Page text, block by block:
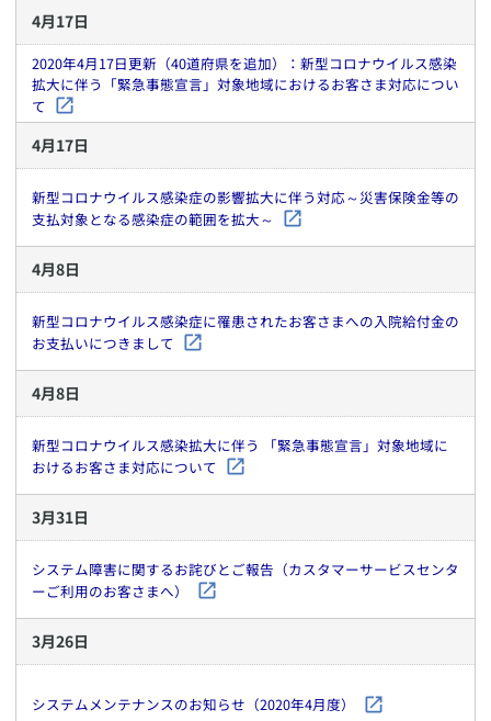
4月17日
2020年4月17日更新（40道府県を追加）：新型コロナウイルス感染
拡大に伴う「緊急事態宣言」対象地域におけるお客さま対応につい
て
4月17日
新型コロナウイルス感染症の影響拡大に伴う対応～災害保険金等の
支払対象となる感染症の範囲を拡大～
4月8日
新型コロナウイルス感染症に罹患されたお客さまへの入院給付金の
お支払いにつきまして
4月8日
新型コロナウイルス感染拡大に伴う 「緊急事態宣言」対象地域に
おけるお客さま対応について
3月31日
システム障害に関するお詫びとご報告（カスタマーサービスセンタ
ーご利用のお客さまへ）
3月26日
システムメンテナンスのお知らせ（2020年4月度）